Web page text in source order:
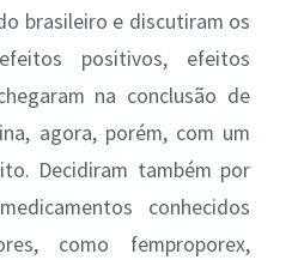
brasileiro e discutiram os
positivos, efeitos
na conclusão de
agora, porém, com um
Decidiram também por
conhecidos
como femproporex,